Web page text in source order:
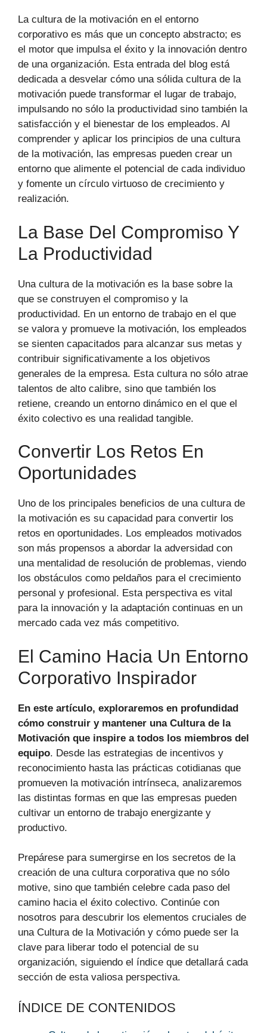
La cultura de la motivación en el entorno
corporativo es más que un concepto abstracto; es
el motor que impulsa el éxito y la innovación dentro
de una organización. Esta entrada del blog está
dedicada a desvelar cómo una sólida cultura de la
motivación puede transformar el lugar de trabajo,
impulsando no sólo la productividad sino también la
satisfacción y el bienestar de los empleados. Al
comprender y aplicar los principios de una cultura
de la motivación, las empresas pueden crear un
entorno que alimente el potencial de cada individuo
y fomente un círculo virtuoso de crecimiento y
realización.
La Base Del Compromiso Y
La Productividad
Una cultura de la motivación es la base sobre la
que se construyen el compromiso y la
productividad. En un entorno de trabajo en el que
se valora y promueve la motivación, los empleados
se sienten capacitados para alcanzar sus metas y
contribuir significativamente a los objetivos
generales de la empresa. Esta cultura no sólo atrae
talentos de alto calibre, sino que también los
retiene, creando un entorno dinámico en el que el
éxito colectivo es una realidad tangible.
Convertir Los Retos En
Oportunidades
Uno de los principales beneficios de una cultura de
la motivación es su capacidad para convertir los
retos en oportunidades. Los empleados motivados
son más propensos a abordar la adversidad con
una mentalidad de resolución de problemas, viendo
los obstáculos como peldaños para el crecimiento
personal y profesional. Esta perspectiva es vital
para la innovación y la adaptación continuas en un
mercado cada vez más competitivo.
El Camino Hacia Un Entorno
Corporativo Inspirador
En este artículo, exploraremos en profundidad
cómo construir y mantener una Cultura de la
Motivación que inspire a todos los miembros del
equipo. Desde las estrategias de incentivos y
reconocimiento hasta las prácticas cotidianas que
promueven la motivación intrínseca, analizaremos
las distintas formas en que las empresas pueden
cultivar un entorno de trabajo energizante y
productivo.
Prepárese para sumergirse en los secretos de la
creación de una cultura corporativa que no sólo
motive, sino que también celebre cada paso del
camino hacia el éxito colectivo. Continúe con
nosotros para descubrir los elementos cruciales de
una Cultura de la Motivación y cómo puede ser la
clave para liberar todo el potencial de su
organización, siguiendo el índice que detallará cada
sección de esta valiosa perspectiva.
ÍNDICE DE CONTENIDOS